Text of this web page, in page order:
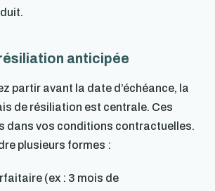
anticipée
partir avant la date d’échéance, la
de résiliation est centrale. Ces
dans vos conditions contractuelles.
plusieurs formes :
(ex : 3 mois de